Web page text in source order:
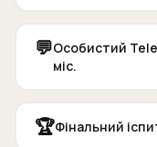
💬Особистий
міс.
🏆Фінальний